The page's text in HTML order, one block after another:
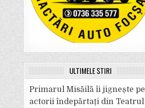
ULTIMELE ȘTIRI
Primarul Misăilă îi jignește pe
actorii îndepărtați din Teatrul